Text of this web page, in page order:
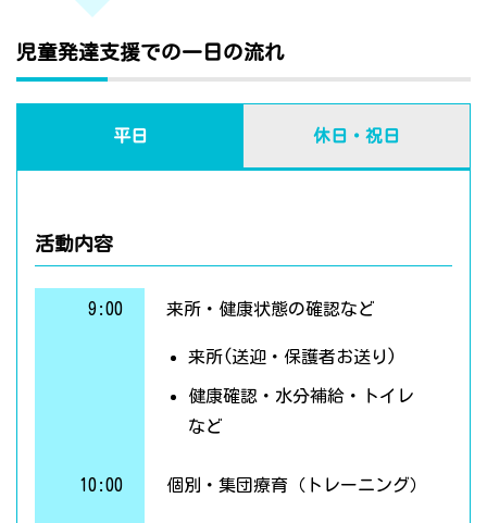
児童発達支援での一日の流れ
平日 休日・祝日
活動内容
9:00 来所・健康状態の確認など
来所(送迎・保護者お送り)
健康確認・水分補給・トイレ
など
10:00 個別・集団療育（トレーニング）